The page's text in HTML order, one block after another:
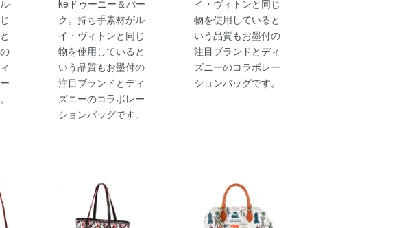
keドゥーニー＆バー
ク。持ち手素材がル
イ・ヴィトンと同じ
物を使用していると
いう品質もお墨付の
注目ブランドとディ
ズニーのコラボレー
ションバッグです。
イ・ヴィトンと同じ
物を使用していると
いう品質もお墨付の
注目ブランドとディ
ズニーのコラボレー
ションバッグです。